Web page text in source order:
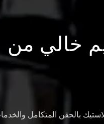
خالي من
بالحقن المتكامل